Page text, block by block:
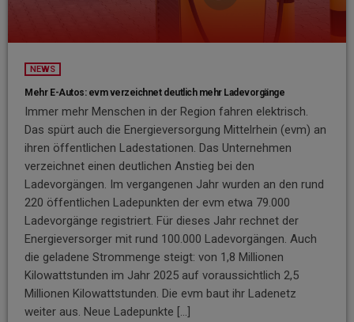
NEWS
Mehr E-Autos: evm verzeichnet deutlich mehr Ladevorgänge
Immer mehr Menschen in der Region fahren elektrisch.
Das spürt auch die Energieversorgung Mittelrhein (evm) an
ihren öffentlichen Ladestationen. Das Unternehmen
verzeichnet einen deutlichen Anstieg bei den
Ladevorgängen. Im vergangenen Jahr wurden an den rund
220 öffentlichen Ladepunkten der evm etwa 79.000
Ladevorgänge registriert. Für dieses Jahr rechnet der
Energieversorger mit rund 100.000 Ladevorgängen. Auch
die geladene Strommenge steigt: von 1,8 Millionen
Kilowattstunden im Jahr 2025 auf voraussichtlich 2,5
Millionen Kilowattstunden. Die evm baut ihr Ladenetz
weiter aus. Neue Ladepunkte […]